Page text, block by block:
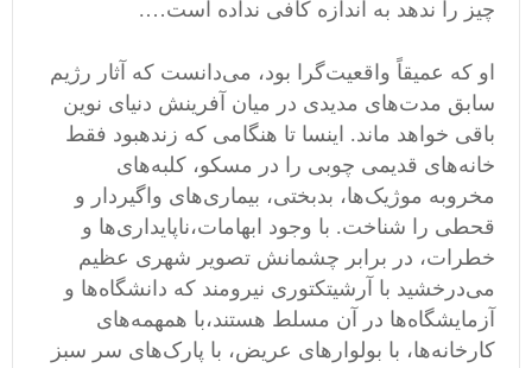
چیز را ندهد به اندازه کافی نداده است….
او که عمیقاً واقعیتگرا بود، میدانست که آثار رژیم
سابق مدتهای مدیدی در میان آفرینش دنیای نوین
باقی خواهد ماند. اینسا تا هنگامی که زندهبود فقط
خانههای قدیمی چوبی را در مسکو، کلبههای
مخروبه موژیکها، بدبختی، بیماریهای واگیردار و
قحطی را شناخت. با وجود ابهامات،ناپایداریها و
خطرات، در برابر چشمانش تصویر شهری عظیم
میدرخشید با آرشیتکتوری نیرومند که دانشگاهها و
آزمایشگاهها در آن مسلط هستند،با همهمههای
کارخانهها، با بولوار های عریض، با پارکهای سر سبز